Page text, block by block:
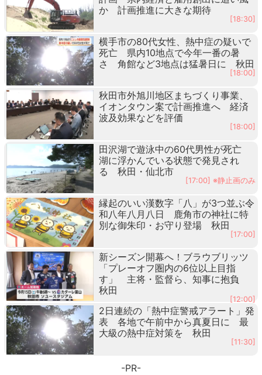
か 計画推進に大きな期待
[18:30]
横手市の80代女性、熱中症の疑いで
死亡 県内10地点で今年一番の暑
さ 角館など3地点は猛暑日に 秋田
[18:00]
秋田市外旭川地区まちづくり事業、
イオンタウン案で計画推進へ 経済
波及効果などを評価
[18:00]
田沢湖で遊泳中の60代男性が死亡
湖に浮かんでいる状態で発見され
る 秋田・仙北市
[17:00] ※静止画のみ
縁起のいい漢数字「八」が3つ並ぶ令
和八年八月八日 鹿角市の神社に特
別な御朱印・お守り登場 秋田
[17:00]
新シーズン開幕へ！ブラウブリッツ
「プレーオフ圏内の6位以上目指
す」 主将・監督ら、知事に抱負
秋田
[12:00]
2日連続の「熱中症警戒アラート」発
表 各地で午前中から真夏日に 最
大級の熱中症対策を 秋田
[11:30]
-PR-